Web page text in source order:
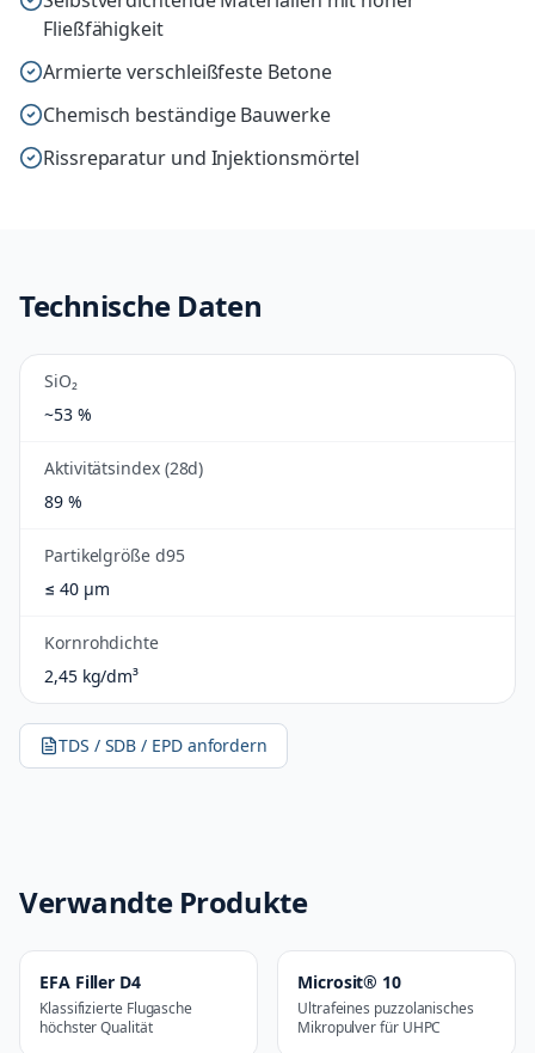
Fließfähigkeit
Armierte verschleißfeste Betone
Chemisch beständige Bauwerke
Rissreparatur und Injektionsmörtel
Technische Daten
SiO₂
~53 %
Aktivitätsindex (28d)
89 %
Partikelgröße d95
≤ 40 µm
Kornrohdichte
2,45 kg/dm³
TDS / SDB / EPD anfordern
Verwandte Produkte
EFA Filler D4
Klassifizierte Flugasche
höchster Qualität
Microsit® 10
Ultrafeines puzzolanisches
Mikropulver für UHPC